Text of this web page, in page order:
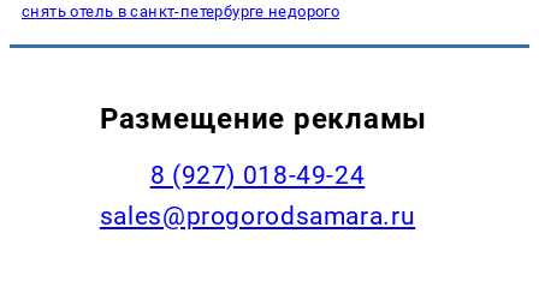
снять отель в санкт-петербурге недорого
Размещение рекламы
8 (927) 018-49-24
sales@progorodsamara.ru